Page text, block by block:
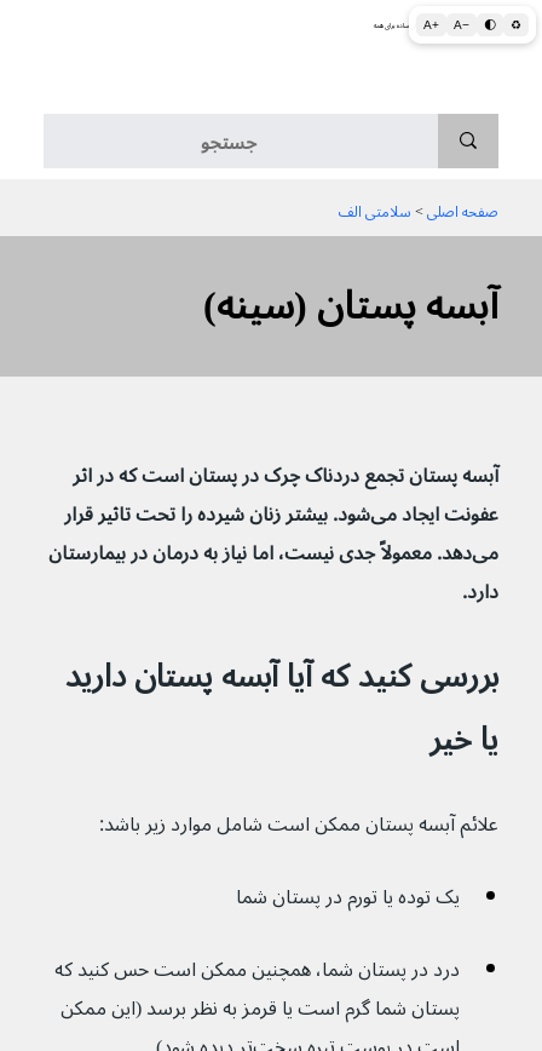
A+ A− 🌓 ♻ اطلاعات پزشکی و بهداشتی به زبان ساده برای همه
آبسه پستان (سینه)
صفحه اصلی > سلامتی الف
آبسه پستان تجمع دردناک چرک در پستان است که در اثر
عفونت ایجاد می‌شود. بیشتر زنان شیرده را تحت تاثیر قرار
می‌دهد.
معمولاً جدی نیست، اما نیاز به درمان در بیمارستان
دارد.
بررسی کنید که آیا آبسه پستان دارید
یا خیر
علائم آبسه پستان ممکن است شامل موارد زیر باشد:
یک توده یا تورم در پستان شما
درد در پستان شما، همچنین ممکن است حس کنید که
پستان شما گرم است یا قرمز به نظر برسد (این ممکن